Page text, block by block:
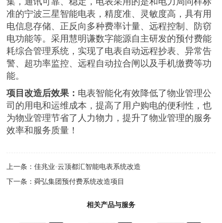
准的宁波三星智能电表 ，精度准、灵敏度高，具有用
电信息存储、正反向多种费率计量、远程控制、 防窃
电功能等。采用慧明谦数字能源自 主研发的预付费能
耗综合管理系统 ， 实现了电表自动远程抄表、异常告
警、超功率监控、远程自动拉合闸以及手机缴费等功
能。
项目改造后效果 ： 电表智能化有效降低了物业管理公
司 的用电和运维成本，提高了用户购电的便利性，也
为物业管理节省了 人力物力，提升了物业管理的服务
效率和服务质量 ！
上一条：佳兆业·云顶都汇智能电表系统改造
下一条：舜弘集团预付费系统改造项目
相关产品与服务